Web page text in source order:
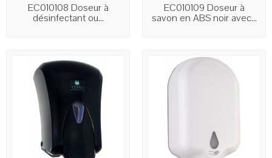
EC010108 Doseur à
désinfectant ou...
EC010109 Doseur à
savon en ABS noir avec...